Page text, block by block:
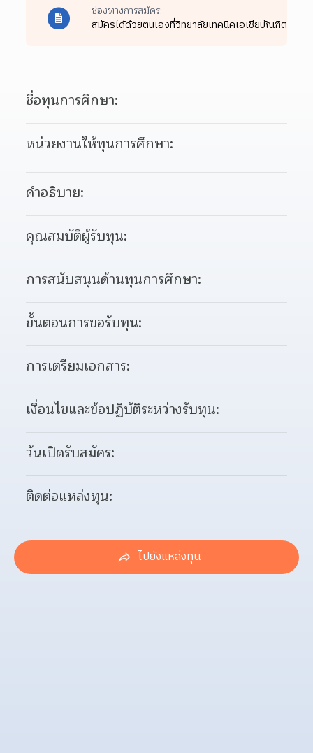
ช่องทางการสมัคร:
สมัครได้ด้วยตนเองที่วิทยาลัยเทคนิคเอเชียบัณฑิต
ชื่อทุนการศึกษา:
หน่วยงานให้ทุนการศึกษา:
คำอธิบาย:
คุณสมบัติผู้รับทุน:
การสนับสนุนด้านทุนการศึกษา:
ขั้นตอนการขอรับทุน:
การเตรียมเอกสาร:
เงื่อนไขและข้อปฏิบัติระหว่างรับทุน:
วันเปิดรับสมัคร:
ติดต่อแหล่งทุน:
ไปยังแหล่งทุน